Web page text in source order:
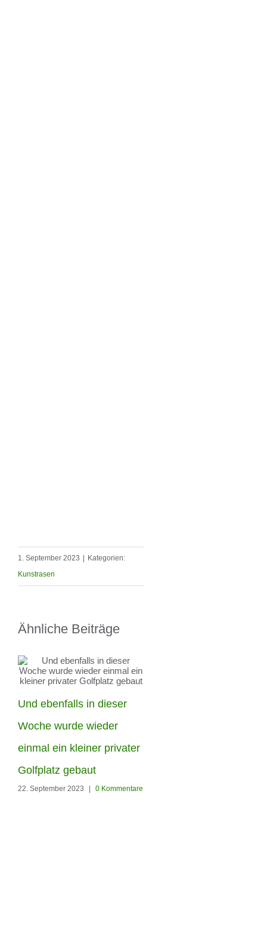
1. September 2023
Kategorien:
Kunstrasen
Ähnliche Beiträge
Und ebenfalls in dieser
Woche wurde wieder
einmal ein kleiner privater
Golfplatz gebaut
22. September 2023 0 Kommentare